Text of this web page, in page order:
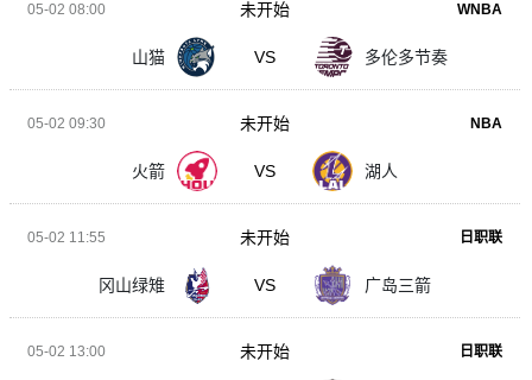
05-02 08:00 WNBA
山猫 VS 多伦多节奏
未开始
05-02 09:30 NBA
火箭 VS 湖人
未开始
05-02 11:55 日职联
冈山绿雉 VS 广岛三箭
未开始
05-02 13:00 日职联
未开始